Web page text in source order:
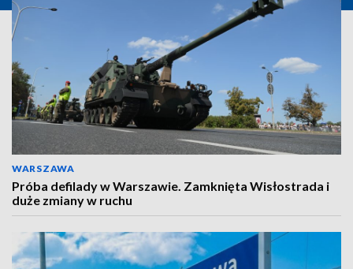
WARSZAWA
Próba defilady w Warszawie. Zamknięta Wisłostrada i
duże zmiany w ruchu